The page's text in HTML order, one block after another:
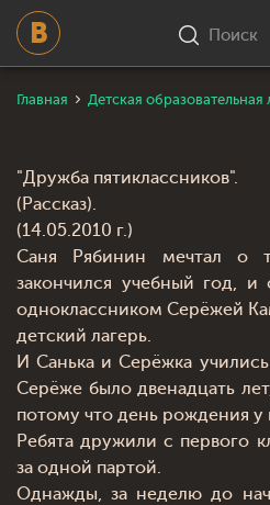
Поиск
Главная Детская образовательная
"Дружба пятиклассников".
(Рассказ).
(14.05.2010 г.)
Саня Рябинин мечтал о
закончился учебный год,
одноклассником Серёжей
детский лагерь.
И Санька и Серёжка
Серёже было двенадцать
потому что день рождения у
Ребята дружили с первого
за одной партой.
Однажды, за неделю до